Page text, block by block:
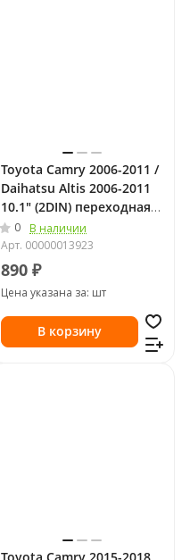
Toyota Camry 2006-2011 /
Daihatsu Altis 2006-2011
10.1" (2DIN) переходная
рамка CARAV 22-001
0
В наличии
Арт. 00000013923
890 ₽
Цена указана за: шт
В корзину